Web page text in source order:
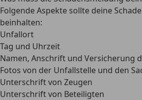
Folgende Aspekte sollte deine
beinhalten:
Unfallort
Tag und Uhrzeit
Namen, Anschrift und Versicherung
Fotos von der Unfallstelle und den
Unterschrift von Zeugen
Unterschrift von Beteiligten